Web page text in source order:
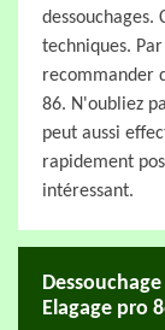
dessouchages.
techniques.
recommander
86. N'oubliez
peut aussi
rapidement
intéressant.
Elagage pro